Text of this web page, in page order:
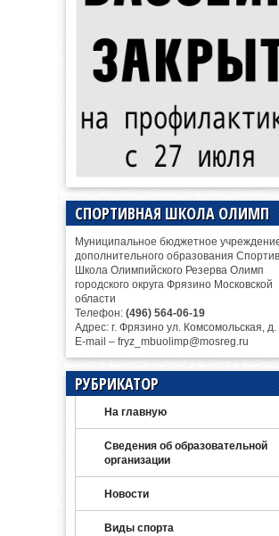
СПОРТИВНАЯ ШКОЛА ОЛИМП
Муниципальное бюджетное
дополнительного образования
Школа Олимпийского Резерва Олимп
городского округа Фрязино Московской
области
Телефон: (496) 564-06-19
Адрес: г. Фрязино ул. Комсомольская, д.
E-mail – fryz_mbuolimp@mosreg.ru
РУБРИКАТОР
На главную
Сведения об образовательной
организации
Новости
Виды спорта